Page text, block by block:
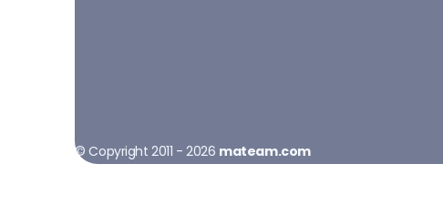
© Copyright 2011 - 2026 mateam.com